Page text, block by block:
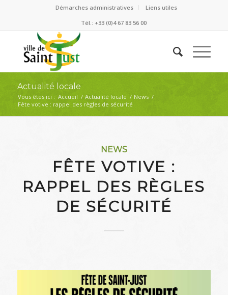
Démarches administratives
Liens utiles
Tél.: +33 (0)4 67 83 56 00
Actualité locale
Vous êtes ici : Accueil / Actualité locale / News /
Fête votive : rappel des règles de sécurité
NEWS
FÊTE VOTIVE :
RAPPEL DES RÈGLES
DE SÉCURITÉ